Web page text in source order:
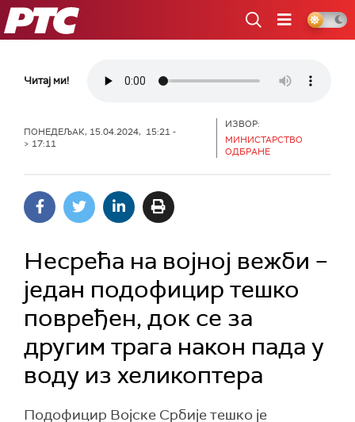
РТС
Читај ми!
ПОНЕДЕЉАК, 15.04.2024, 15:21 -
> 17:11
ИЗВОР:
МИНИСТАРСТВО
ОДБРАНЕ
Несрећа на војној вежби –
један подофицир тешко
повређен, док се за
другим трага након пада у
воду из хеликоптера
Подофицир Војске Србије тешко је